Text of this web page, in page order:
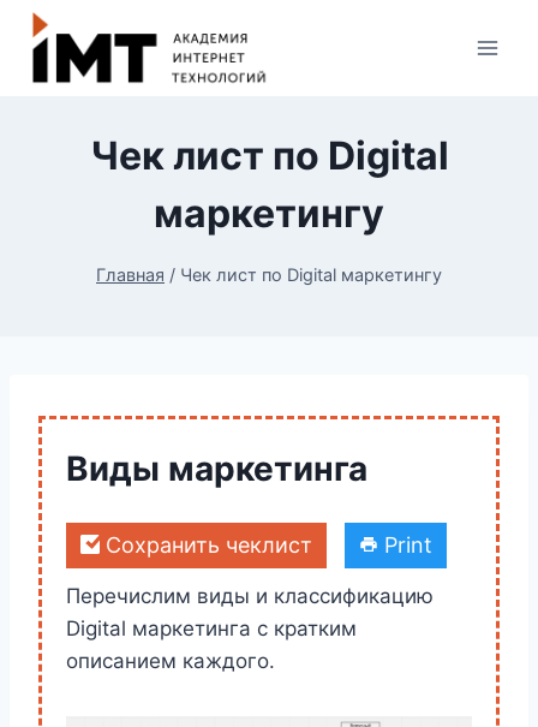
Чек лист по Digital
маркетингу
Главная / Чек лист по Digital маркетингу
Виды маркетинга
Сохранить чеклист Print
Перечислим виды и классификацию
Digital маркетинга с кратким
описанием каждого.